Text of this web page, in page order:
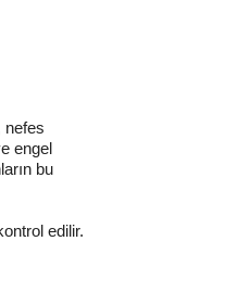
nefes
engel
bu
edilir.